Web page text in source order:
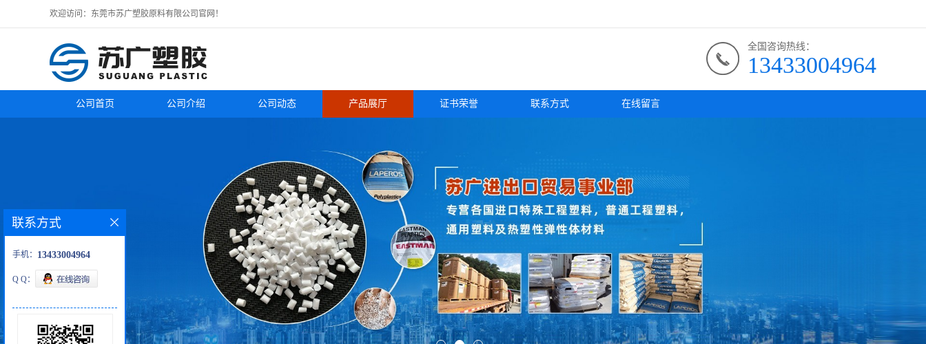
欢迎访问：东莞市苏广塑胶原料有限公司官网！
全国咨询热线：
13433004964
公司首页 公司介绍 公司动态 产品展厅 证书荣誉 联系方式 在线留言
联系方式
手机： 13433004964
Q Q：